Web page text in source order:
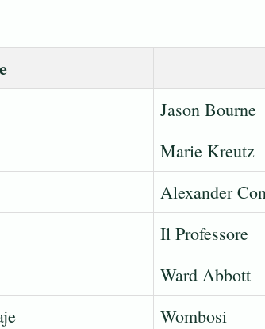
Jason Bourne
Marie Kreutz
Alexander
Il Professore
Ward Abbott
Wombosi